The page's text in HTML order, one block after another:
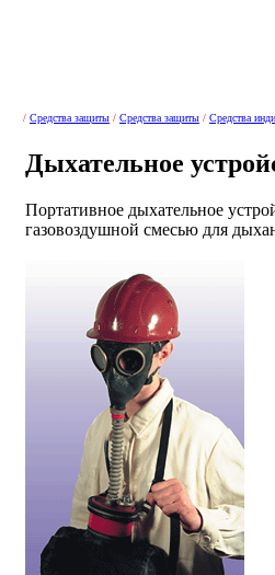
/ Средства защиты / Средства защиты / Средства
Дыхательное
Портативное дыхательное
газовоздушной смесью для